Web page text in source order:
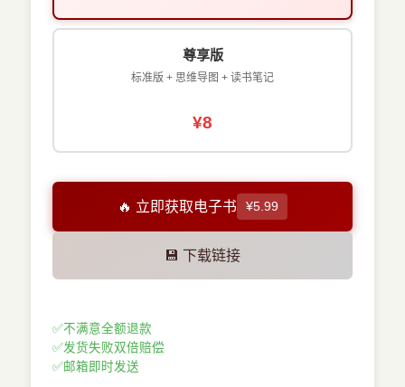
尊享版
标准版 + 思维导图 + 读书笔记
¥8
🔥 立即获取电子书 ¥5.99
💾 下载链接
✅不满意全额退款
✅发货失败双倍赔偿
✅邮箱即时发送